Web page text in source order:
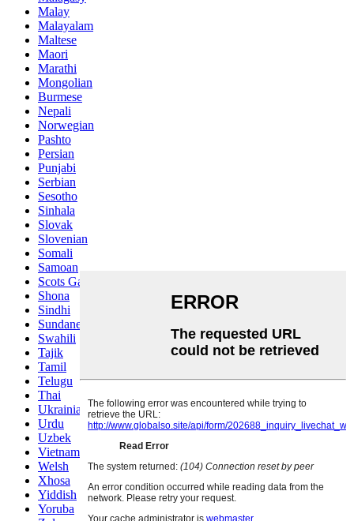
Malay
Malayalam
Maltese
Maori
Marathi
Mongolian
Burmese
Nepali
Norwegian
Pashto
Persian
Punjabi
Serbian
Sesotho
Sinhala
Slovak
Slovenian
Somali
Samoan
Scots Gaelic
Shona
Sindhi
Sundanese
Swahili
Tajik
Tamil
Telugu
Thai
Ukrainian
Urdu
Uzbek
Vietnamese
Welsh
Xhosa
Yiddish
Yoruba